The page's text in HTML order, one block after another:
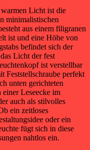
Licht ist die
minimalistischen
aus einem filigranen
ist und eine Höhe von
befindet sich der
Licht der fest
ist verstellbar
Feststellschraube perfekt
unten gerichteten
Leseecke im
auch als stilvolles
ein zeitloses
oder ein
fügt sich in diese
nahtlos ein.